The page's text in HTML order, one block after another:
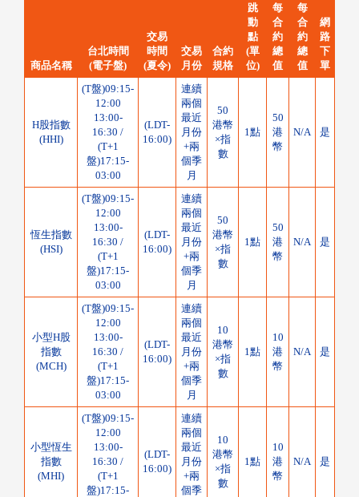
商品名稱
台北時間
(電子盤)
交易
時間
(夏令)
交易
月份
合約
規格
跳
動
點
(單
位)
每
合
約
總
值
每
合
約
總
值
網
路
下
單
H股指數
(HHI)
(T盤)09:15-
12:00
13:00-
16:30 /
(T+1
盤)17:15-
03:00
(LDT-
16:00)
連續
兩個
最近
月份
+兩
個季
月
50
港幣
×指
數
1點
50
港
幣
N/A 是
恆生指數
(HSI)
(T盤)09:15-
12:00
13:00-
16:30 /
(T+1
盤)17:15-
03:00
(LDT-
16:00)
連續
兩個
最近
月份
+兩
個季
月
50
港幣
×指
數
1點
50
港
幣
N/A 是
小型H股
指數
(MCH)
(T盤)09:15-
12:00
13:00-
16:30 /
(T+1
盤)17:15-
03:00
(LDT-
16:00)
連續
兩個
最近
月份
+兩
個季
月
10
港幣
×指
數
1點
10
港
幣
N/A 是
小型恆生
指數
(MHI)
(T盤)09:15-
12:00
13:00-
16:30 /
(T+1
盤)17:15-
(LDT-
16:00)
連續
兩個
最近
月份
+兩
個季
10
港幣
×指
數
1點
10
港
幣
N/A 是